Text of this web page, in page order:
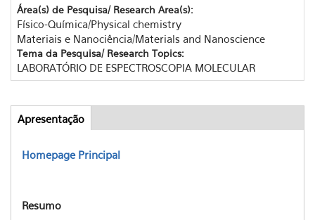
Área(s) de Pesquisa/ Research Area(s):
Físico-Química/Physical chemistry
Materiais e Nanociência/Materials and Nanoscience
Tema da Pesquisa/ Research Topics:
LABORATÓRIO DE ESPECTROSCOPIA MOLECULAR
Abas
Apresentação
ativa)
Homepage Principal
Resumo